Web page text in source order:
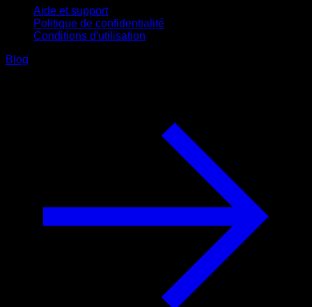
Aide et support
Politique de confidentialité
Conditions d'utilisation
Blog